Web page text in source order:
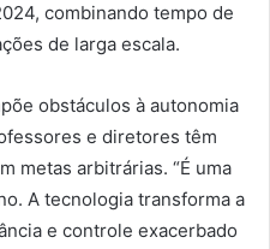
combinando tempo de
de larga escala.
obstáculos à autonomia
e diretores têm
metas arbitrárias. “É uma
A tecnologia transforma a
e controle exacerbado